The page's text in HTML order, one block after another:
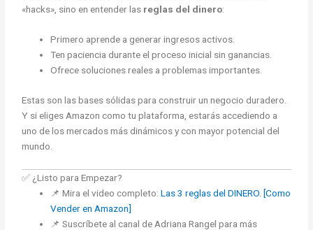
«hacks», sino en entender las reglas del dinero:
Primero aprende a generar ingresos activos.
Ten paciencia durante el proceso inicial sin ganancias.
Ofrece soluciones reales a problemas importantes.
Estas son las bases sólidas para construir un negocio duradero.
Y si eliges Amazon como tu plataforma, estarás accediendo a
uno de los mercados más dinámicos y con mayor potencial del
mundo.
✅ ¿Listo para Empezar?
📌 Mira el video completo:Las 3 reglas del DINERO. [Como
Vender en Amazon]
📌 Suscríbete al canal de Adriana Rangel para más